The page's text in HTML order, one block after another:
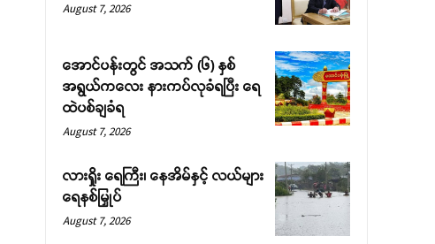
August 7, 2026
အောင်ပန်းတွင် အသက် (၆) နှစ်
အရွယ်ကလေး နားကပ်လုခံရပြီး ရေ
ထဲပစ်ချခံရ
August 7, 2026
လားရှိုး ရေကြီး၊ နေအိမ်နှင့် လယ်များ
ရေနစ်မြှုပ်
August 7, 2026